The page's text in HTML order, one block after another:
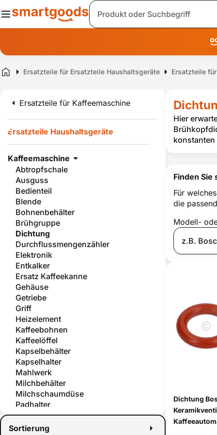
Suche
Home Ersatzteile für Ersatzteile Haushaltsgeräte Ersatzteile
Ersatzteile für Kaffeemaschine
Ersatzteile Haushaltsgeräte
Kaffeemaschine
Abtropfschale
Ausguss
Bedienteil
Blende
Bohnenbehälter
Brühgruppe
Dichtung
Durchflussmengenzähler
Elektronik
Entkalker
Ersatz Kaffeekanne
Gehäuse
Getriebe
Griff
Heizelement
Kaffeebohnen
Kaffeelöffel
Kapselbehälter
Kapselhalter
Mahlwerk
Milchbehälter
Milchschaumdüse
Padhalter
Pflege und Wartung
Pumpe
Sortierung
Hier
Finden
Für
die
Modell-
Dichtung